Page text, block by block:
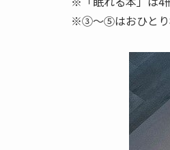
※③～⑤はおひとり